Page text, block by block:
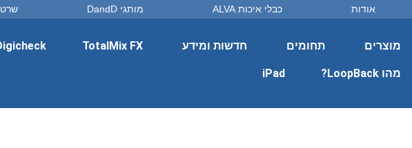
אודות כבלי איכות ALVA מותגי DandD
מוצרים תחומים חדשות ומידע TotalMix FX
מהו LoopBack? iPad